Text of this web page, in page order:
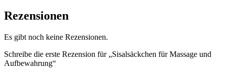
Rezensionen
Es gibt noch keine Rezensionen.
Schreibe die erste Rezension für „Sisalsäckchen für Massage und
Aufbewahrung“